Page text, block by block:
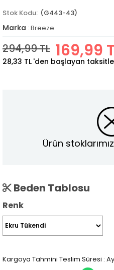
(G443-43)
Marka : Breeze
294,99 TL 169,99
28,33 TL 'den başlayan
Ürün
Beden Tablosu
Renk
Kargoya Tahmini Teslim Süresi :